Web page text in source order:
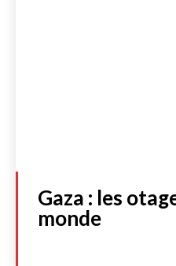
Gaza : les
monde